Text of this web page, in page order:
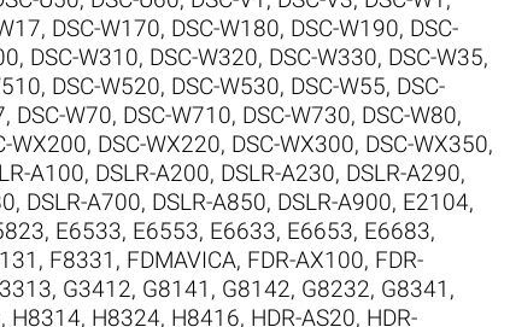
, DSC-W170, DSC-W180, DSC-W190, DSC-
, DSC-W310, DSC-W320, DSC-W330, DSC-W35,
, DSC-W520, DSC-W530, DSC-W55, DSC-
, DSC-W70, DSC-W710, DSC-W730, DSC-W80,
WX200, DSC-WX220, DSC-WX300, DSC-WX350,
A100, DSLR-A200, DSLR-A230, DSLR-A290,
, DSLR-A700, DSLR-A850, DSLR-A900, E2104,
, E6533, E6553, E6633, E6653, E6683,
, F8331 , FDMAVICA, FDR-AX100, FDR-
, G3412, G8141 , G8142, G8232, G8341 ,
, H8314, H8324, H8416, HDR-AS20, HDR-